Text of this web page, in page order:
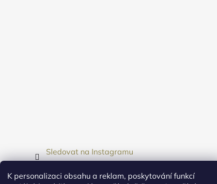
K personalizaci obsahu a reklam, poskytování funkcí
Sledovat na Instagramu